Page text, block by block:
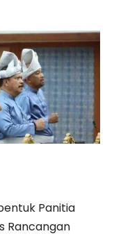
Panitia
Rancangan